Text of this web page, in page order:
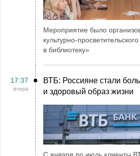
Мероприятие было
культурно-
в библиотеку»
17:37
вчера
ВТБ: Россияне стали
и здоровый образ жизни
С января по июль клиенты